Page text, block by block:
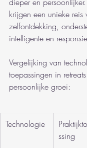
krijgen een unieke reis
zelfontdekking,
intelligente en
Vergelijking van
toepassingen in
persoonlijke groei:
Technologie
ssing